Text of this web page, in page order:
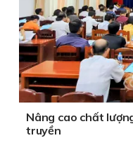
Nâng cao chất
truyền